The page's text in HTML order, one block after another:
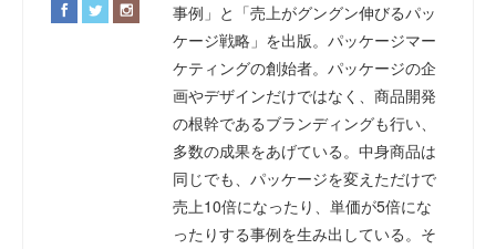
事例」と「売上がグングン伸びるパッ
ケージ戦略」を出版。パッケージマー
ケティングの創始者。パッケージの企
画やデザインだけではなく、商品開発
の根幹であるブランディングも行い、
多数の成果をあげている。中身商品は
同じでも、パッケージを変えただけで
売上10倍になったり、単価が5倍にな
ったりする事例を生み出している。そ